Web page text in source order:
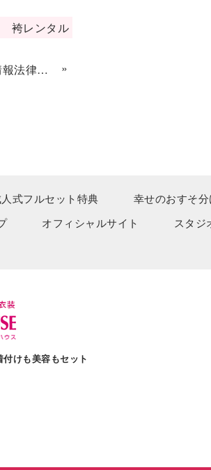
袴レンタル
大原簿記情報法律専門学校の卒業式袴レンタル♬ »
式フルセット特典
幸せのおすそ
オフィシャルサイト
スタジ
けも美容もセット